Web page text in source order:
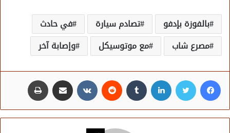
بالفوزة بإدفو تصادم سيارة
في حادث
مصرع شاب
مع موتوسيكل وإصابة آخر
فيسبوك تويتر لينكدإن مشاركة عبر البريد